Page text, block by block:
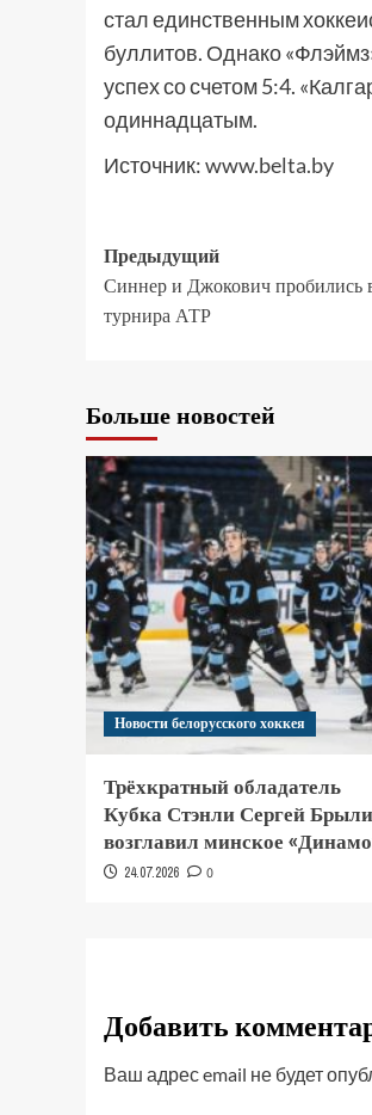
стал единственным
буллитов. Однако
успех со счетом 5:4.
одиннадцатым.
Источник:www.belta.by
Предыдущий
Синнер и Джокович пробились
турнира АТР
Больше новостей
Новости белорусского хоккея
Трёхкратный обладатель
Кубка Стэнли Сергей
возглавил минское
24.07.2026 0
Добавить
Ваш адрес email не будет